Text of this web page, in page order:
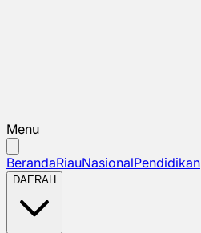
Menu
BerandaRiauNasionalPendidikan
DAERAH